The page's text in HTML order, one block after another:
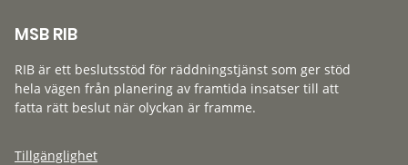
MSB RIB
RIB är ett beslutsstöd för räddningstjänst som ger stöd
hela vägen från planering av framtida insatser till att
fatta rätt beslut när olyckan är framme.
Tillgänglighet